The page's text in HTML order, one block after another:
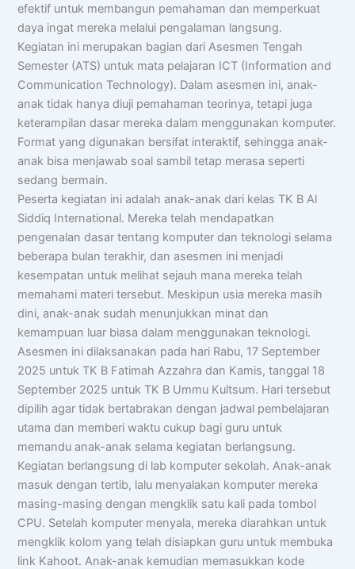
efektif untuk membangun pemahaman dan memperkuat
daya ingat mereka melalui pengalaman langsung.
Kegiatan ini merupakan bagian dari Asesmen Tengah
Semester (ATS) untuk mata pelajaran ICT (Information and
Communication Technology). Dalam asesmen ini, anak-
anak tidak hanya diuji pemahaman teorinya, tetapi juga
keterampilan dasar mereka dalam menggunakan komputer.
Format yang digunakan bersifat interaktif, sehingga anak-
anak bisa menjawab soal sambil tetap merasa seperti
sedang bermain.
Peserta kegiatan ini adalah anak-anak dari kelas TK B Al
Siddiq International. Mereka telah mendapatkan
pengenalan dasar tentang komputer dan teknologi selama
beberapa bulan terakhir, dan asesmen ini menjadi
kesempatan untuk melihat sejauh mana mereka telah
memahami materi tersebut. Meskipun usia mereka masih
dini, anak-anak sudah menunjukkan minat dan
kemampuan luar biasa dalam menggunakan teknologi.
Asesmen ini dilaksanakan pada hari Rabu, 17 September
2025 untuk TK B Fatimah Azzahra dan Kamis, tanggal 18
September 2025 untuk TK B Ummu Kultsum. Hari tersebut
dipilih agar tidak bertabrakan dengan jadwal pembelajaran
utama dan memberi waktu cukup bagi guru untuk
memandu anak-anak selama kegiatan berlangsung.
Kegiatan berlangsung di lab komputer sekolah. Anak-anak
masuk dengan tertib, lalu menyalakan komputer mereka
masing-masing dengan mengklik satu kali pada tombol
CPU. Setelah komputer menyala, mereka diarahkan untuk
mengklik kolom yang telah disiapkan guru untuk membuka
link Kahoot. Anak-anak kemudian memasukkan kode